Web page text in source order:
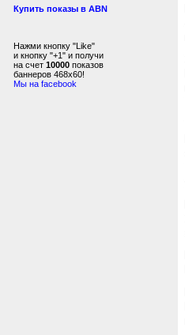
Купить показы в ABN
Нажми кнопку "Like"
и кнопку "+1" и получи
на счет 10000 показов
баннеров 468x60!
Мы на facebook